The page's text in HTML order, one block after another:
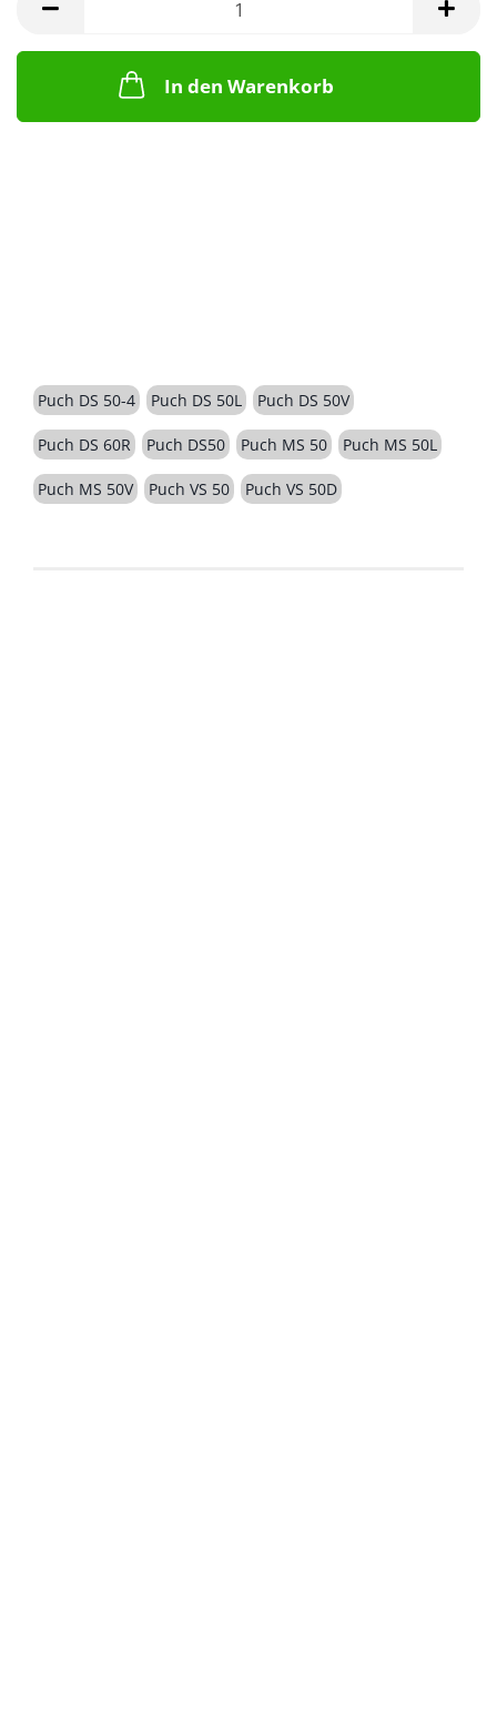
In den Warenkorb
Puch DS 50-4 Puch DS 50L Puch DS 50V
Puch DS 60R Puch DS50 Puch MS 50 Puch MS 50L
Puch MS 50V Puch VS 50 Puch VS 50D